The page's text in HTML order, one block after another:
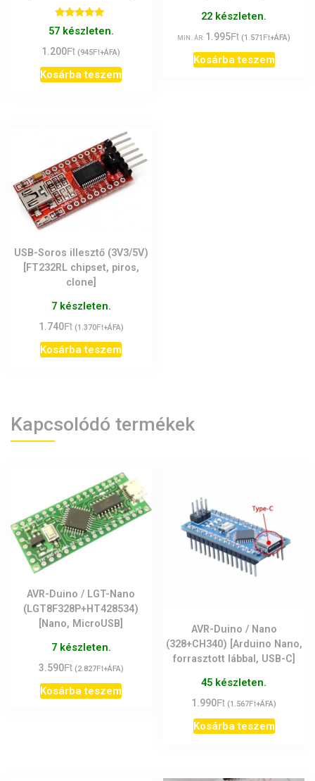
Értékelés:
5.00
57 készleten.
1.200Ft (945Ft+ÁFA)
Kosárba teszem
22 készleten.
MIN. ÁR: 1.995Ft (1.571 Ft+ÁFA)
Kosárba teszem
USB-Soros illesztő (3V3/5V)
[FT232RL chipset, piros,
clone]
7 készleten.
1.740Ft (1.370Ft+ÁFA)
Kosárba teszem
Kapcsolódó termékek
AVR-Duino / LGT-Nano
(LGT8F328P+HT428534)
[Nano, MicroUSB]
7 készleten.
3.590Ft (2.827Ft+ÁFA)
Kosárba teszem
AVR-Duino / Nano
(328+CH340) [Arduino Nano,
forrasztott lábbal, USB-C]
45 készleten.
1.990Ft (1.567Ft+ÁFA)
Kosárba teszem